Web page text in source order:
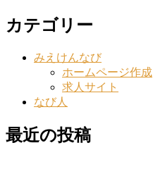
カテゴリー
みえけんなび
ホームページ作成
求人サイト
なび人
最近の投稿